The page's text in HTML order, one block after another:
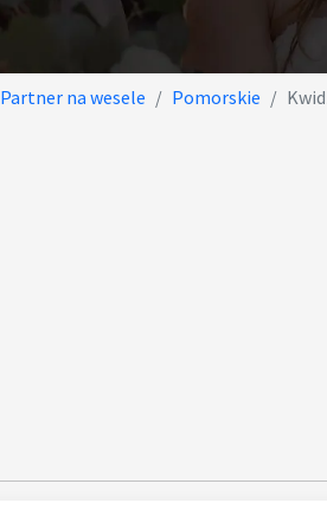
Partner na wesele Pomorskie